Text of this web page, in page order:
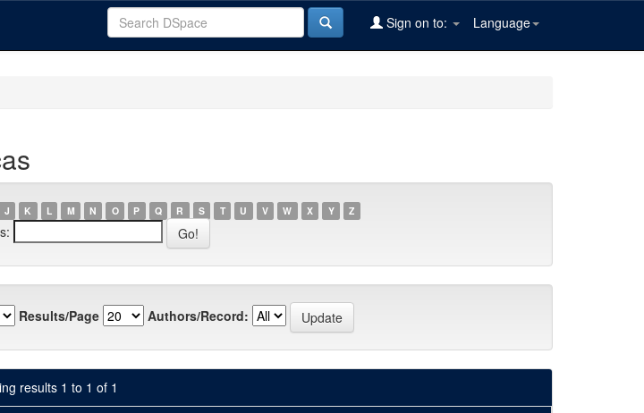
Language
Sign on to:
J K L M N O P Q R S T U V W X Y Z
Results/Page Authors/Record:
results 1 to 1 of 1